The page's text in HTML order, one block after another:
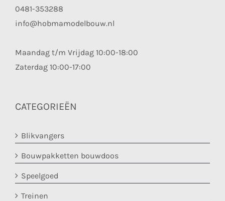
0481-353288
info@hobmamodelbouw.nl
Maandag t/m Vrijdag 10:00-18:00
Zaterdag 10:00-17:00
CATEGORIEËN
Blikvangers
Bouwpakketten bouwdoos
Speelgoed
Treinen